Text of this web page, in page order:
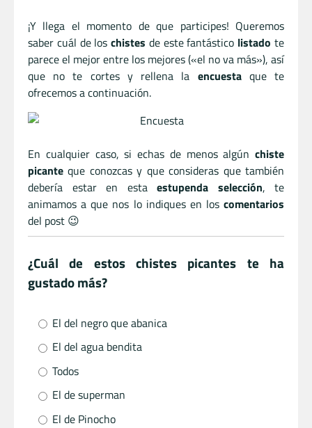
¡Y llega el momento de que participes! Queremos
saber cuál de loschistes de este fantástico listado te
parece el mejor entre los mejores («el no va más»), así
que no te cortes y rellena la encuestaque te
ofrecemos a continuación.
En cualquier caso, si echas de menos algún chiste
picante que conozcas y que consideras que también
debería estar en esta estupenda selección, te
animamos a que nos lo indiques en los comentarios
del post 😉
¿Cuál de estos chistes picantes te ha
gustado más?
El del negro que abanica
El del agua bendita
Todos
El de superman
El de Pinocho